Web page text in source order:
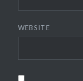
WEBSITE